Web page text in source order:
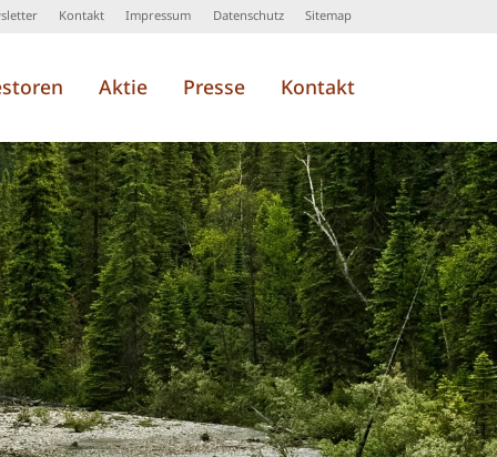
Kontakt Impressum Datenschutz Sitemap
Aktie Presse Kontakt